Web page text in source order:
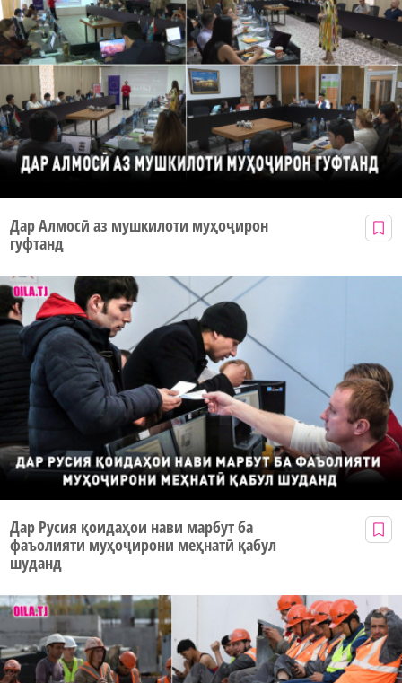
Дар Алмосӣ аз мушкилоти муҳоҷирон
гуфтанд
Дар Русия қоидаҳои нави марбут ба
фаъолияти муҳоҷирони меҳнатӣ қабул
шуданд